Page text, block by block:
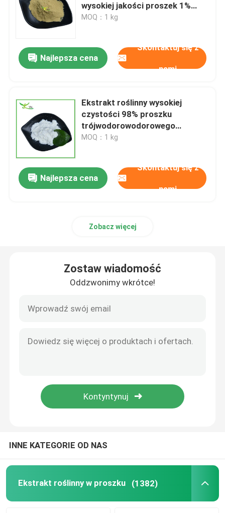
Do domu
Produkty
wysokiej jakości proszek 1%
spermidyny
MOQ：1 kg
Najlepsza cena
Skontaktuj się z
nami
Ekstrakt roślinny wysokiej
czystości 98% proszku
trójwodorowodorowego
spermidyny
MOQ：1 kg
Najlepsza cena
Skontaktuj się z
nami
Zobacz więcej
Zostaw wiadomość
Oddzwonimy wkrótce!
INNE KATEGORIE OD NAS
Ekstrakt roślinny w proszku (1382)